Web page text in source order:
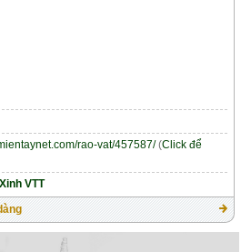
rao-vat/457587/(Click để
VTT